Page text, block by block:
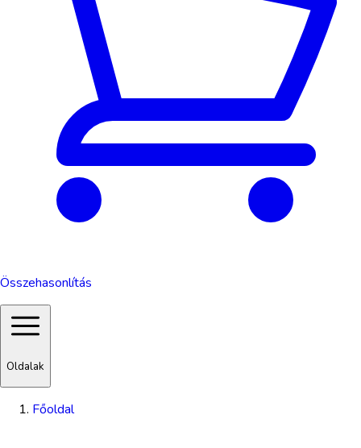
Összehasonlítás
Oldalak
Főoldal